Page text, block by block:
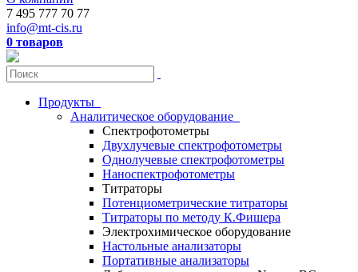
7 495 777 70 77
info@mt-cis.ru
0 товаров
Продукты
Аналитическое оборудование
Спектрофотометры
Двухлучевые спектрофотометры
Однолучевые спектрофотометры
Наноспектрофотометры
Титраторы
Потенциометрические титраторы
Титраторы по методу К.Фишера
Электрохимическое оборудование
Настольные анализаторы
Портативные анализаторы